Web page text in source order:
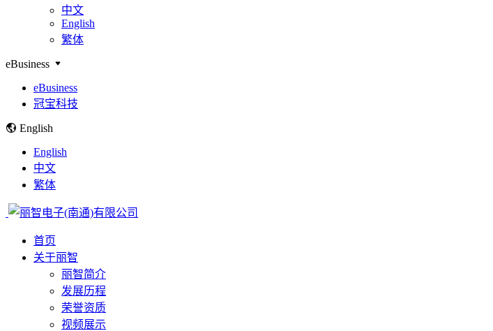
中文
English
繁体
eBusiness
eBusiness
冠宝科技
English
English
中文
繁体
首页
关于丽智
丽智简介
发展历程
荣誉资质
视频展示